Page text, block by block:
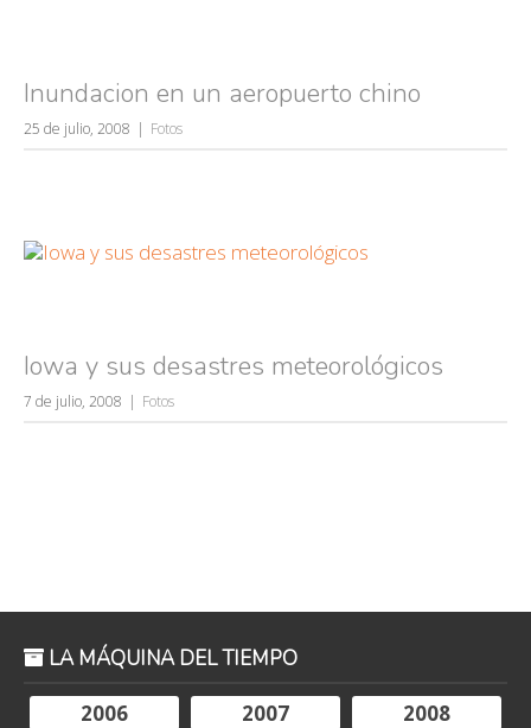
Inundacion en un aeropuerto chino
25 de julio, 2008 Fotos
Iowa y sus desastres meteorológicos
7 de julio, 2008 Fotos
LA MÁQUINA DEL TIEMPO
2006
2007
2008